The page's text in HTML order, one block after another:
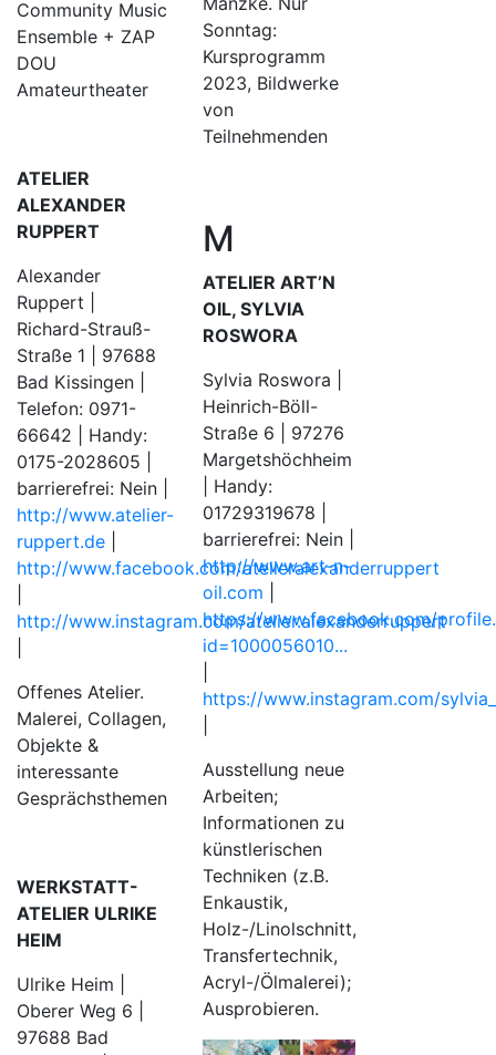
Community Music
Ensemble + ZAP
DOU
Amateurtheater
ATELIER
ALEXANDER
RUPPERT
Alexander
Ruppert |
Richard-Strauß-
Straße 1 | 97688
Bad Kissingen |
Telefon: 0971-
66642 | Handy:
0175-2028605 |
barrierefrei: Nein |
http://www.atelier-
ruppert.de
http://www.facebook.com/atelieralexanderruppert
http://www.instagram.com/atelier.alexanderruppert
Offenes Atelier.
Malerei, Collagen,
Objekte &
interessante
Gesprächsthemen
WERKSTATT-
ATELIER ULRIKE
HEIM
Ulrike Heim |
Oberer Weg 6 |
97688 Bad
Sonntag:
Kursprogramm
2023, Bildwerke
von
Teilnehmenden
M
ATELIER ART’N
OIL, SYLVIA
ROSWORA
Sylvia Roswora |
Heinrich-Böll-
Straße 6 | 97276
Margetshöchheim
| Handy:
01729319678 |
barrierefrei: Nein |
http://www.art-n-
oil.com
https://www.facebook.com/
id=1000056010...
https://www.instagram.com/
Ausstellung neue
Arbeiten;
Informationen zu
künstlerischen
Techniken (z.B.
Enkaustik,
Holz-/Linolschnitt,
Transfertechnik,
Acryl-/Ölmalerei);
Ausprobieren.